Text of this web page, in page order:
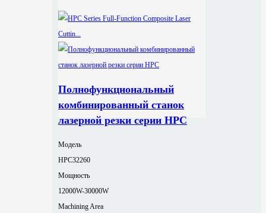
Полнофункциональный
комбинированный станок
лазерной резки серии HPC
Модель
HPC32260
Мощность
12000W-30000W
Machining Area